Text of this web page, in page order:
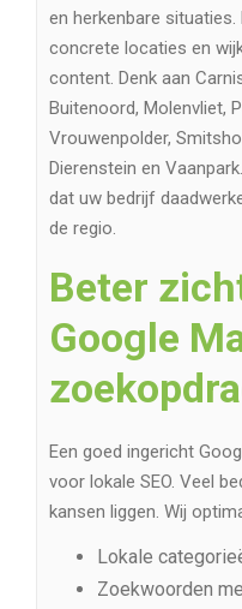
en herkenbare
concrete locaties en
content. Denk aan
Buitenoord, Molenvliet,
Vrouwenpolder,
Dierenstein en
dat uw bedrijf
de regio.
Beter
Google
Een goed ingericht
voor lokale SEO. Veel
kansen liggen. Wij
Lokale
Zoekwoorden